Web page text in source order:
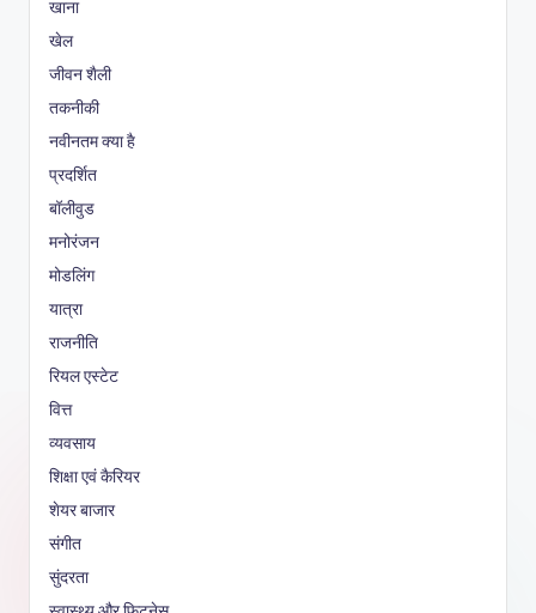
खाना
खेल
जीवन शैली
तकनीकी
नवीनतम क्या है
प्रदर्शित
बॉलीवुड
मनोरंजन
मोडलिंग
यात्रा
राजनीति
रियल एस्टेट
वित्त
व्यवसाय
शिक्षा एवं कैरियर
शेयर बाजार
संगीत
सुंदरता